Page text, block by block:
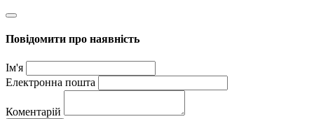
Повідомити про наявність
Ім'я
Електронна пошта
Коментарій